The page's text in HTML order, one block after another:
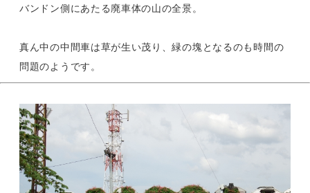
バンドン側にあたる廃車体の山の全景。
真ん中の中間車は草が生い茂り、緑の塊となるのも時間の
問題のようです。